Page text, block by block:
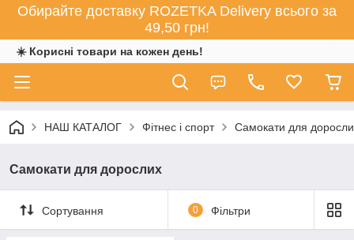
Обирайте доставку ROZETKA Delivery всього за
49,50 грн!
☀️ Корисні товари на кожен день!
НАШ КАТАЛОГ Фітнес і спорт Самокати для
Самокати для дорослих
Сортування 0 Фільтри